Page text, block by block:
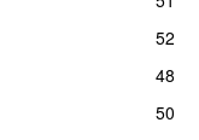
52
48
50